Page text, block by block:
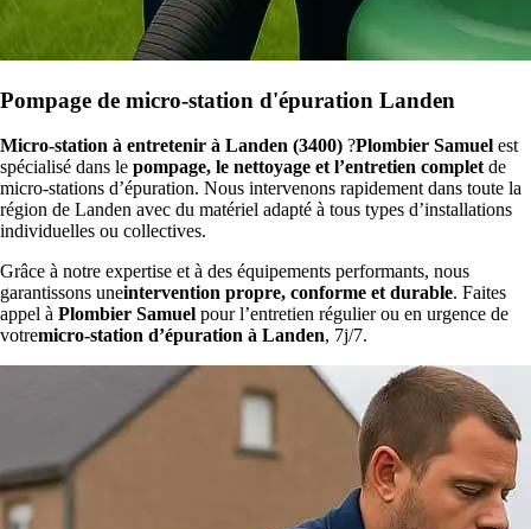
Pompage de micro-station d'épuration Landen
Micro-station à entretenir à Landen (3400) ?Plombier Samuel est
spécialisé dans le pompage, le nettoyage et l’entretien complet de
micro-stations d’épuration. Nous intervenons rapidement dans toute la
région de Landen avec du matériel adapté à tous types d’installations
individuelles ou collectives.
Grâce à notre expertise et à des équipements performants, nous
garantissons uneintervention propre, conforme et durable. Faites
appel à Plombier Samuel pour l’entretien régulier ou en urgence de
votremicro-station d’épuration à Landen, 7j/7.